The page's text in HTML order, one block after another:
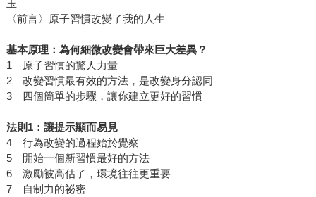
玉
〈前言〉原子習慣改變了我的人生
基本原理：為何細微改變會帶來巨大差異？
1 原子習慣的驚人力量
2 改變習慣最有效的方法，是改變身分認同
3 四個簡單的步驟，讓你建立更好的習慣
法則 1：讓提示顯而易見
4 行為改變的過程始於覺察
5 開始一個新習慣最好的方法
6 激勵被高估了，環境往往更重要
7 自制力的祕密